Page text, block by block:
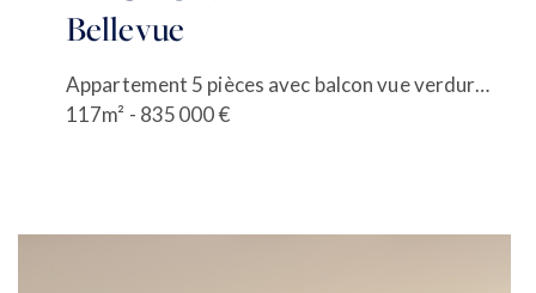
Bellevue
Appartement 5 pièces avec balcon vue verdure et La Défense
117m² - 835 000 €